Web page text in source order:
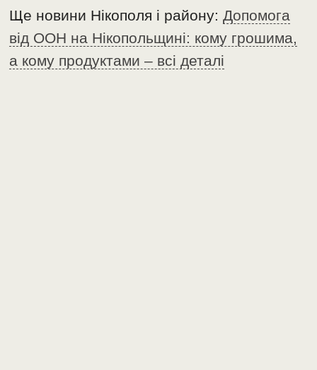
Ще новини Нікополя і району:Допомога
від ООН на Нікопольщині: кому грошима,
а кому продуктами – всі деталі